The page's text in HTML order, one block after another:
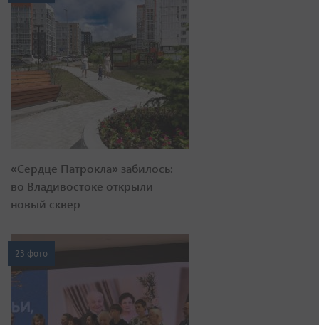
«Сердце Патрокла» забилось:
во Владивостоке открыли
новый сквер
23 фото